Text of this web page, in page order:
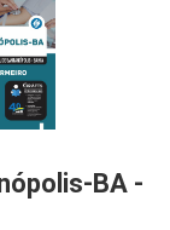
BA -